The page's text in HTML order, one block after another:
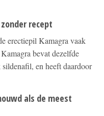
recept
erectiepil Kamagra vaak
bevat dezelfde
en heeft daardoor
als de meest